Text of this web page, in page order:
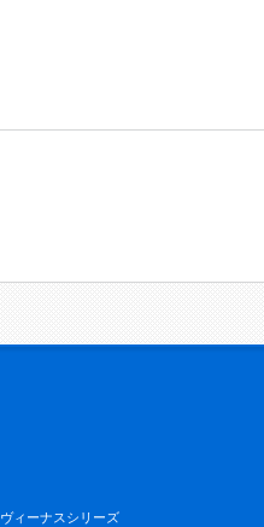
ヴィーナスシリーズ